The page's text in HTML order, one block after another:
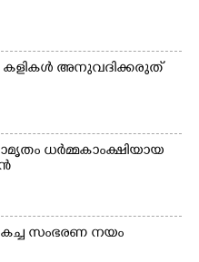
കളികൾ അനുവദിക്കരുത്
ധർമ്മകാംക്ഷിയായ
സംഭരണ നയം